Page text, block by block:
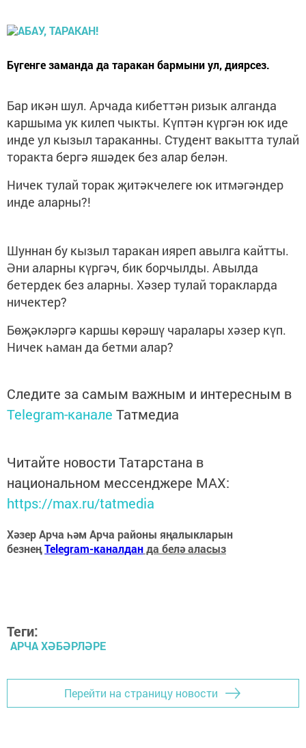
Бүгенге заманда да таракан бармыни ул, диярсез.
Бар икән шул. Арчада кибеттән ризык алганда
каршыма ук килеп чыкты. Күптән күргән юк иде
инде ул кызыл тараканны. Студент вакытта тулай
торакта бергә яшәдек без алар белән.
Ничек тулай торак җитәкчелеге юк итмәгәндер
инде аларны?!
Шуннан бу кызыл таракан ияреп авылга кайтты.
Әни аларны күргәч, бик борчылды. Авылда
бетердек без аларны. Хәзер тулай торакларда
ничектер?
Бөҗәкләргә каршы көрәшү чаралары хәзер күп.
Ничек һаман да бетми алар?
Следите за самым важным и интересным в
Telegram-канале Татмедиа
Читайте новости Татарстана в
национальном мессенджере MАХ:
https://max.ru/tatmedia
Хәзер Арча һәм Арча районы яңалыкларын
безнеңTelegram-каналданда белә аласыз
Теги:
АРЧА ХӘБӘРЛӘРЕ
Перейти на страницу новости